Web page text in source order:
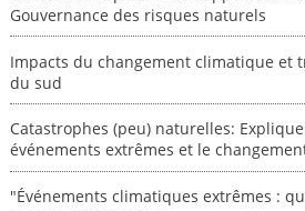
Gouvernance des risques naturels
Impacts du changement climatique et
du sud
Catastrophes (peu) naturelles:
événements extrêmes et le
"Événements climatiques extrêmes :